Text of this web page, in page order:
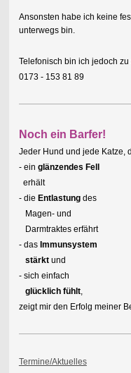
Ansonsten habe ich keine
unterwegs bin.
Telefonisch bin ich jedoch
0173 - 153 81 89
Noch ein Barfer!
Jeder Hund und jede Katze,
- ein glänzendes Fell
erhält
- die Entlastungdes
Magen- und
Darmtraktes erfährt
- das Immunsystem
stärktund
- sich einfach
glücklich fühlt,
zeigt mir den Erfolg meiner
Termine/Aktuelles